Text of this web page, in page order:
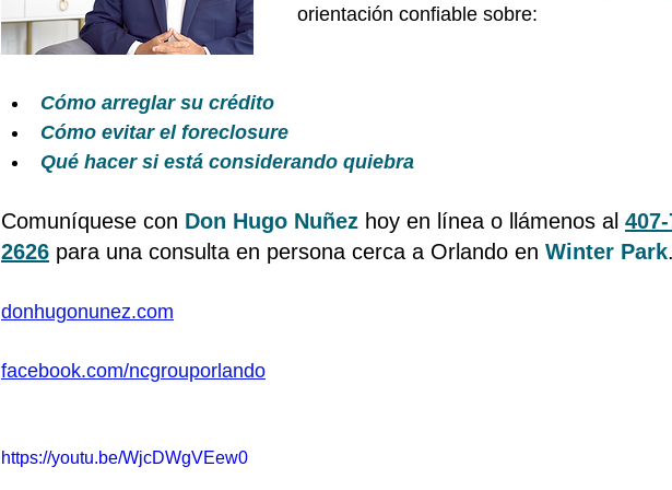
orientación confiable sobre:
Cómo arreglar su crédito
Cómo evitar el foreclosure
Qué hacer si está considerando quiebra
Comuníquese con Don Hugo Nuñez hoy en línea o llámenos al
2626 para una consulta en persona cerca a Orlando en Winter Park.
donhugonunez.com
facebook.com/ncgrouporlando
https://youtu.be/WjcDWgVEew0